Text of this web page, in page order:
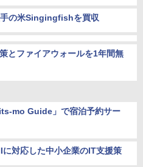
の米Singingfishを買収
とファイアウォールを1年間無
mo Guide」で宿泊予約サー
対応した中小企業のIT支援策